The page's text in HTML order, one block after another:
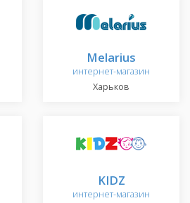
Melarius
интернет-магазин
Харьков
KIDZ
интернет-магазин